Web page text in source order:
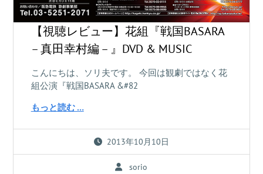
【視聴レビュー】花組『戦国BASARA
– 真田幸村編 – 』DVD & MUSIC
こんにちは、ソリ夫です。 今回は観劇ではなく花
組公演『戦国BASARA &#82
もっと読む …
2013年10月10日
sorio